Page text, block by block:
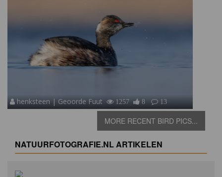
henksteen | Geoorde Fuut 1257 8 13
MORE RECENT BIRD PICS...
NATUURFOTOGRAFIE.NL ARTIKELEN